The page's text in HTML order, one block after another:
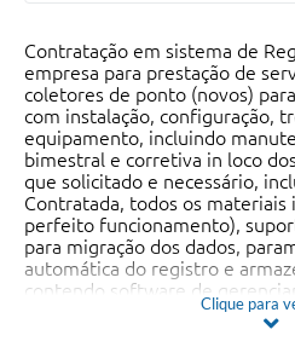
Contratação em sistema de
empresa para prestação de
coletores de ponto (novos)
com instalação, configuração,
equipamento, incluindo
bimestral e corretiva in loco
que solicitado e necessário,
Contratada, todos os materiais
perfeito funcionamento),
para migração dos dados,
automática do registro e
contendo software de
treinamento para uso,
e exigências estabelecidas
Clique para